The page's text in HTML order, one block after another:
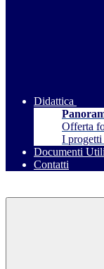
Didattica
Offerta
I progetti
Documenti Utili
Contatti